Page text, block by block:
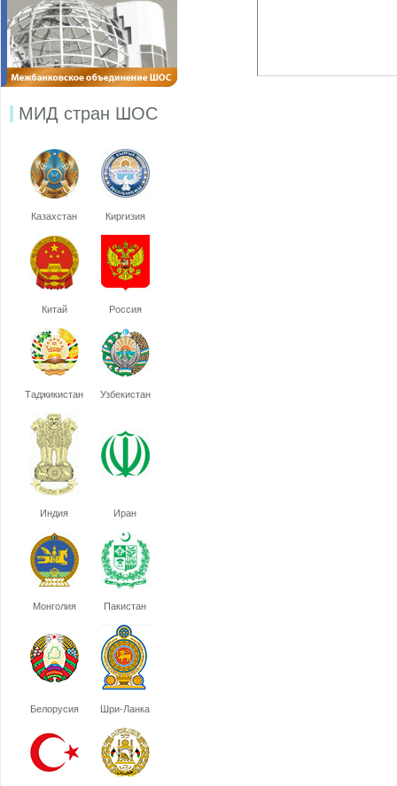
МИД стран ШОС
Казахстан Киргизия
Китай Россия
Таджикистан Узбекистан
Индия Иран
Монголия Пакистан
Белорусия Шри-Ланка